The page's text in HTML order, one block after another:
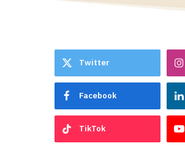
Twitter
Facebook
TikTok